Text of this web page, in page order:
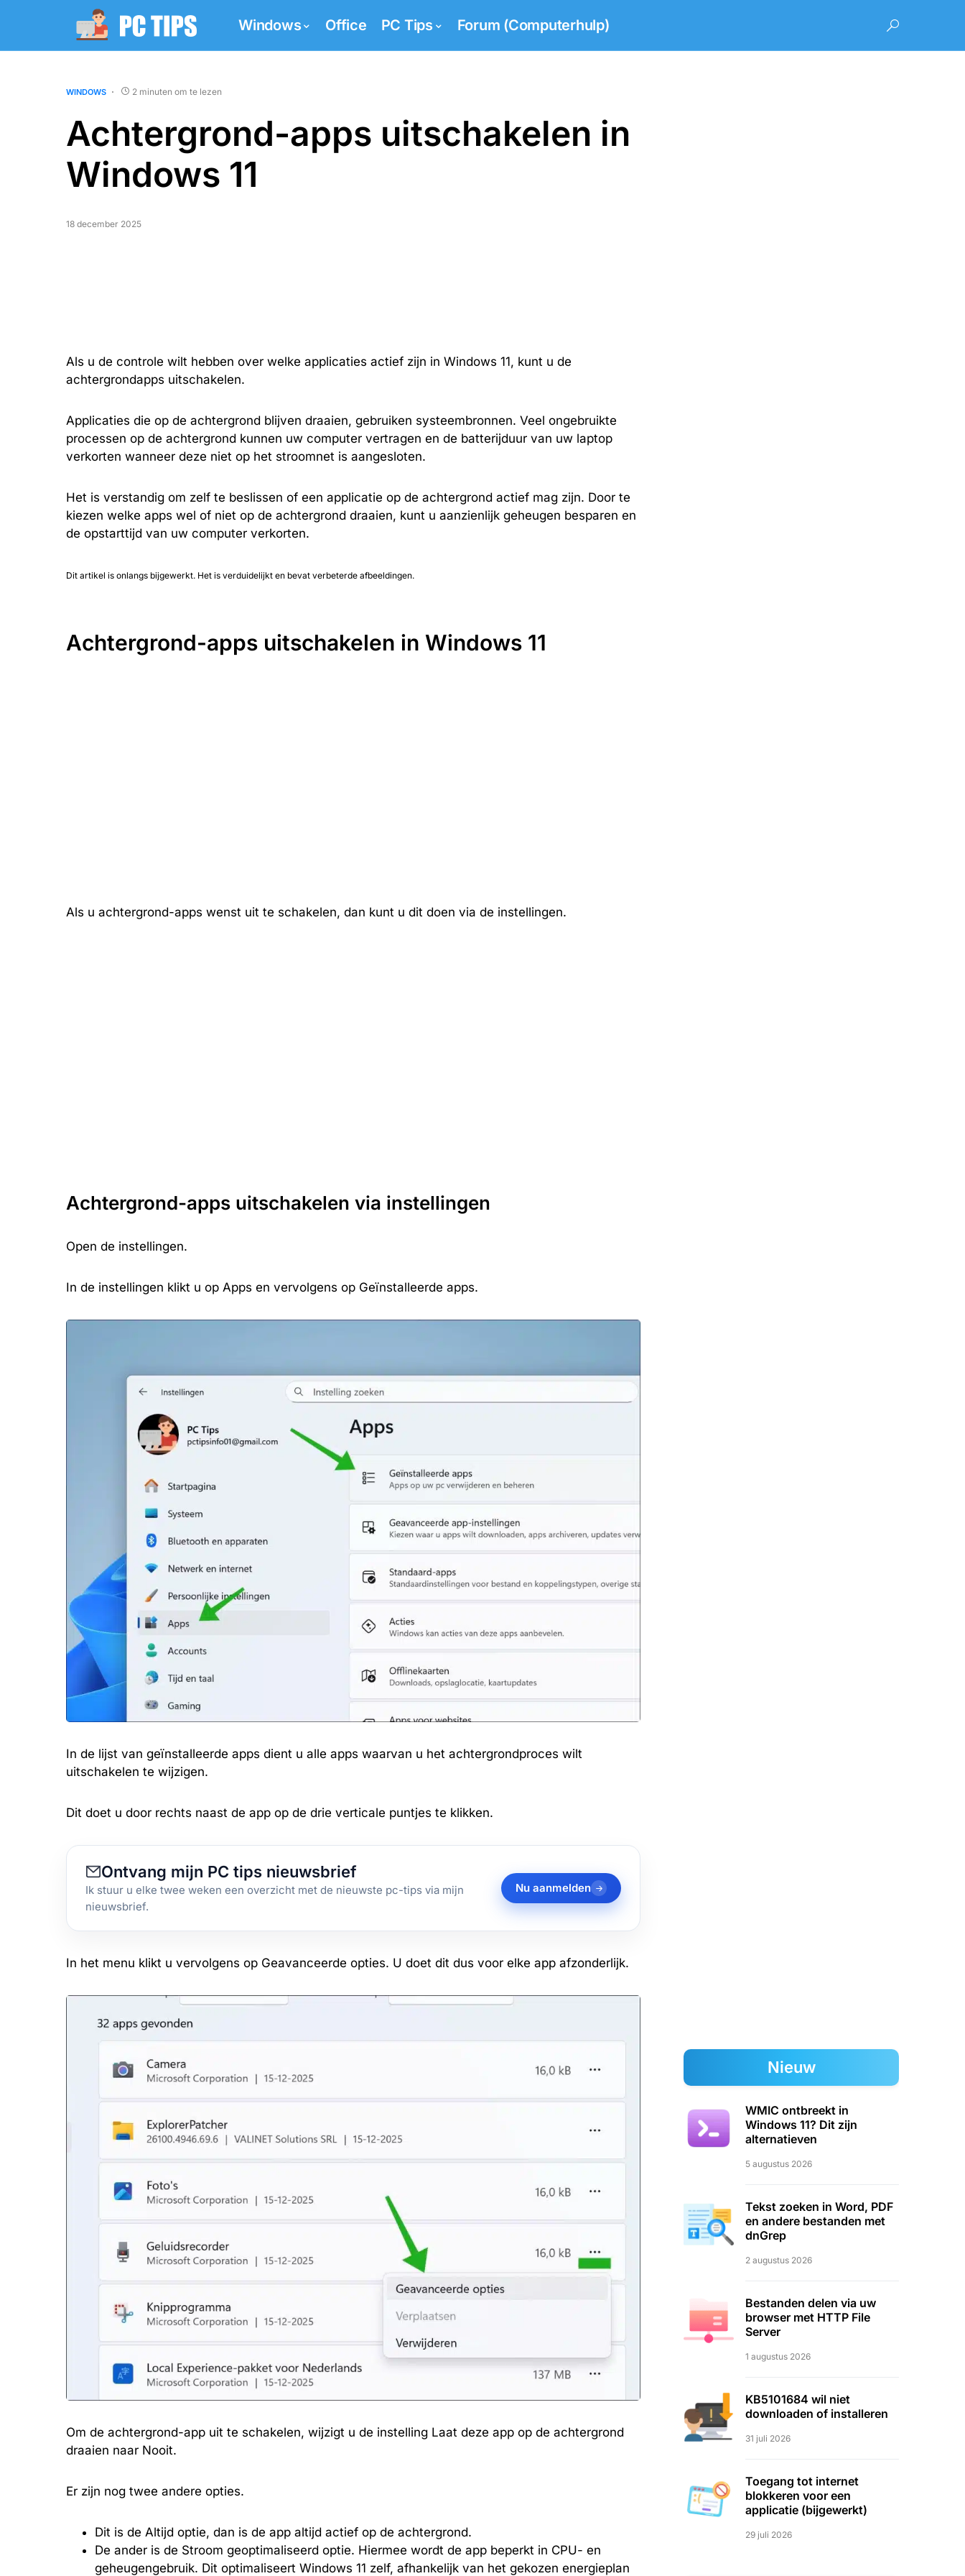
Windows Office PC Tips Forum (Computerhulp)
WINDOWS 2 minuten om te lezen
Achtergrond-apps uitschakelen in
Windows 11
18 december 2025
Als u de controle wilt hebben over welke applicaties actief zijn in Windows 11, kunt u de
achtergrondapps uitschakelen.
Applicaties die op de achtergrond blijven draaien, gebruiken systeembronnen. Veel ongebruikte
processen op de achtergrond kunnen uw computer vertragen en de batterijduur van uw laptop
verkorten wanneer deze niet op het stroomnet is aangesloten.
Het is verstandig om zelf te beslissen of een applicatie op de achtergrond actief mag zijn. Door te
kiezen welke apps wel of niet op de achtergrond draaien, kunt u aanzienlijk geheugen besparen en
de opstarttijd van uw computer verkorten.
Dit artikel is onlangs bijgewerkt. Het is verduidelijkt en bevat verbeterde afbeeldingen.
Achtergrond-apps uitschakelen in Windows 11
Als u achtergrond-apps wenst uit te schakelen, dan kunt u dit doen via de instellingen.
Achtergrond-apps uitschakelen via instellingen
Open de instellingen.
In de instellingen klikt u op Apps en vervolgens op Geïnstalleerde apps.
In de lijst van geïnstalleerde apps dient u alle apps waarvan u het achtergrondproces wilt
uitschakelen te wijzigen.
Dit doet u door rechts naast de app op de drie verticale puntjes te klikken.
Ontvang mijn PC tips nieuwsbrief
Ik stuur u elke twee weken een overzicht met de nieuwste pc-tips via mijn
nieuwsbrief.
Nu aanmelden
In het menu klikt u vervolgens op Geavanceerde opties. U doet dit dus voor elke app afzonderlijk.
Om de achtergrond-app uit te schakelen, wijzigt u de instelling Laat deze app op de achtergrond
draaien naar Nooit.
Er zijn nog twee andere opties.
Dit is de Altijd optie, dan is de app altijd actief op de achtergrond.
De ander is de Stroom geoptimaliseerd optie. Hiermee wordt de app beperkt in CPU- en
geheugengebruik. Dit optimaliseert Windows 11 zelf, afhankelijk van het gekozen energieplan
Nieuw
WMIC ontbreekt in
Windows 11? Dit zijn
alternatieven
5 augustus 2026
Tekst zoeken in Word, PDF
en andere bestanden met
dnGrep
2 augustus 2026
Bestanden delen via uw
browser met HTTP File
Server
1 augustus 2026
KB5101684 wil niet
downloaden of installeren
31 juli 2026
Toegang tot internet
blokkeren voor een
applicatie (bijgewerkt)
29 juli 2026